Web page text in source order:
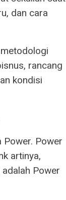
dan cara
rancang
kondisi
Power. Power
artinya,
Power